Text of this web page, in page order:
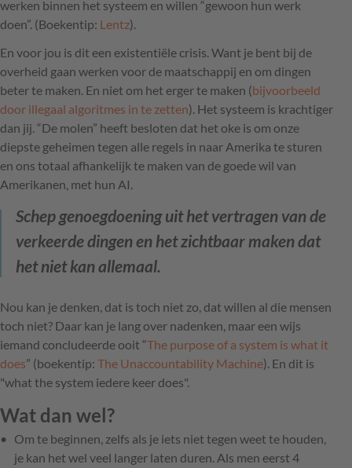
werken binnen het systeem en willen “gewoon hun werk
doen”. (Boekentip: Lentz).
En voor jou is dit een existentiële crisis. Want je bent bij de
overheid gaan werken voor de maatschappij en om dingen
beter te maken. En niet om het erger te maken (bijvoorbeeld
door illegaal algoritmes in te zetten). Het systeem is krachtiger
dan jij. “De molen” heeft besloten dat het oke is om onze
diepste geheimen tegen alle regels in naar Amerika te sturen
en ons totaal afhankelijk te maken van de goede wil van
Amerikanen, met hun AI.
Schep genoegdoening uit het vertragen van de
verkeerde dingen en het zichtbaar maken dat
het niet kan allemaal.
Nou kan je denken, dat is toch niet zo, dat willen al die mensen
toch niet? Daar kan je lang over nadenken, maar een wijs
iemand concludeerde ooit “The purpose of a system is what it
does” (boekentip: The Unaccountability Machine). En dit is
"what the system iedere keer does".
Wat dan wel?
Om te beginnen, zelfs als je iets niet tegen weet te houden,
je kan het wel veel langer laten duren. Als men eerst 4